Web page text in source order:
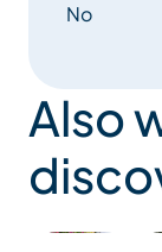
No
Also